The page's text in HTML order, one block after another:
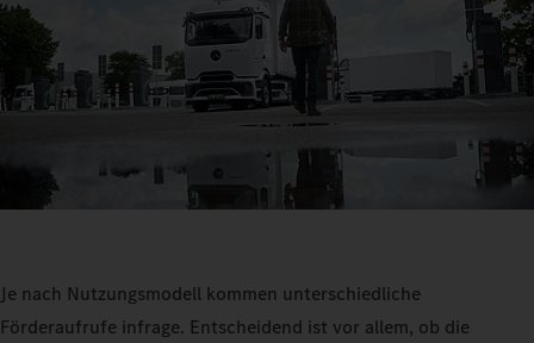
Je nach Nutzungsmodell kommen unterschiedliche
Förderaufrufe infrage. Entscheidend ist vor allem, ob die